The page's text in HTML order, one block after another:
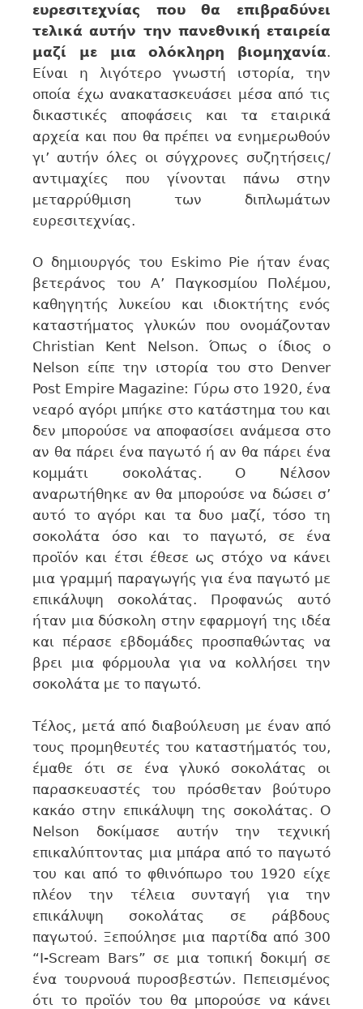
ευρεσιτεχνίας που θα επιβραδύνει
τελικά αυτήν την πανεθνική εταιρεία
μαζί με μια ολόκληρη βιομηχανία.
Είναι η λιγότερο γνωστή ιστορία, την
οποία έχω ανακατασκευάσει μέσα από τις
δικαστικές αποφάσεις και τα εταιρικά
αρχεία και που θα πρέπει να ενημερωθούν
γι’ αυτήν όλες οι σύγχρονες συζητήσεις/
αντιμαχίες που γίνονται πάνω στην
μεταρρύθμιση των διπλωμάτων
ευρεσιτεχνίας.
Ο δημιουργός του Eskimo Pie ήταν ένας
βετεράνος του Α’ Παγκοσμίου Πολέμου,
καθηγητής λυκείου και ιδιοκτήτης ενός
καταστήματος γλυκών που ονομάζονταν
Christian Kent Nelson. Όπως ο ίδιος ο
Nelson είπε την ιστορία του στο Denver
Post Empire Magazine: Γύρω στο 1920, ένα
νεαρό αγόρι μπήκε στο κατάστημα του και
δεν μπορούσε να αποφασίσει ανάμεσα στο
αν θα πάρει ένα παγωτό ή αν θα πάρει ένα
κομμάτι σοκολάτας. Ο Νέλσον
αναρωτήθηκε αν θα μπορούσε να δώσει σ’
αυτό το αγόρι και τα δυο μαζί, τόσο τη
σοκολάτα όσο και το παγωτό, σε ένα
προϊόν και έτσι έθεσε ως στόχο να κάνει
μια γραμμή παραγωγής για ένα παγωτό με
επικάλυψη σοκολάτας. Προφανώς αυτό
ήταν μια δύσκολη στην εφαρμογή της ιδέα
και πέρασε εβδομάδες προσπαθώντας να
βρει μια φόρμουλα για να κολλήσει την
σοκολάτα με το παγωτό.
Τέλος, μετά από διαβούλευση με έναν από
τους προμηθευτές του καταστήματός του,
έμαθε ότι σε ένα γλυκό σοκολάτας οι
παρασκευαστές του πρόσθεταν βούτυρο
κακάο στην επικάλυψη της σοκολάτας. Ο
Nelson δοκίμασε αυτήν την τεχνική
επικαλύπτοντας μια μπάρα από το παγωτό
του και από το φθινόπωρο του 1920 είχε
πλέον την τέλεια συνταγή για την
επικάλυψη σοκολάτας σε ράβδους
παγωτού. Ξεπούλησε μια παρτίδα από 300
“I-Scream Bars” σε μια τοπική δοκιμή σε
ένα τουρνουά πυροσβεστών. Πεπεισμένος
ότι το προϊόν του θα μπορούσε να κάνει